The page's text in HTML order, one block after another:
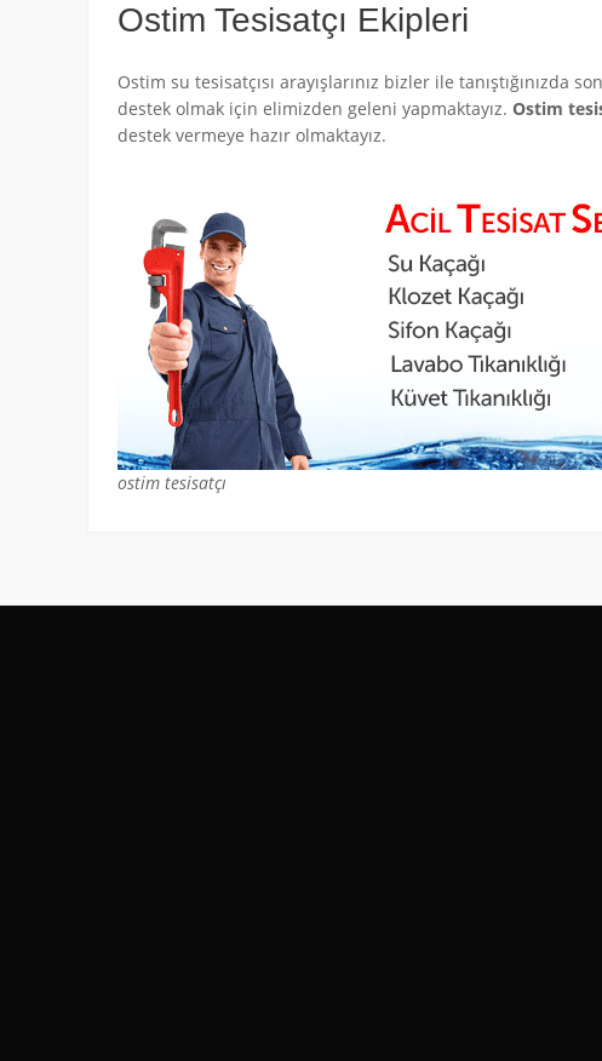
Ostim Tesisatçı Ekipleri
Ostim su tesisatçısı arayışlarınız bizler ile
destek olmak için elimizden geleni yapmaktayız. Ostim
destek vermeye hazır olmaktayız.
ostim tesisatçı